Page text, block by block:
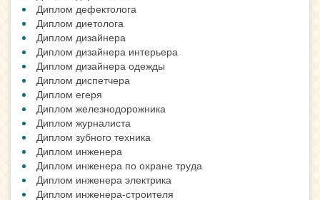
Диплом дефектолога
Диплом диетолога
Диплом дизайнера
Диплом дизайнера интерьера
Диплом дизайнера одежды
Диплом диспетчера
Диплом егеря
Диплом железнодорожника
Диплом журналиста
Диплом зубного техника
Диплом инженера
Диплом инженера по охране труда
Диплом инженера электрика
Диплом инженера-строителя